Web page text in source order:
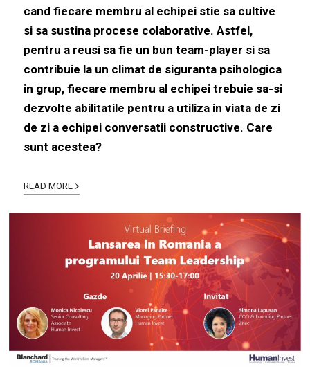
cand fiecare membru al echipei stie sa cultive
si sa sustina procese colaborative. Astfel,
pentru a reusi sa fie un bun team-player si sa
contribuie la un climat de siguranta psihologica
in grup,fiecare membru al echipei trebuie sa-si
dezvolte abilitatile pentru a utiliza in viata de zi
de zi a echipei conversatii constructive. Care
sunt acestea?
READ MORE ›